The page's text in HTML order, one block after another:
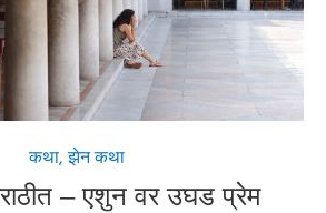
कथा,झेन कथा
– एशुन वर उघड प्रेम